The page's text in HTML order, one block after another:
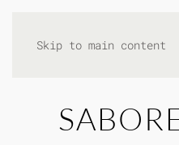
Skip to main content